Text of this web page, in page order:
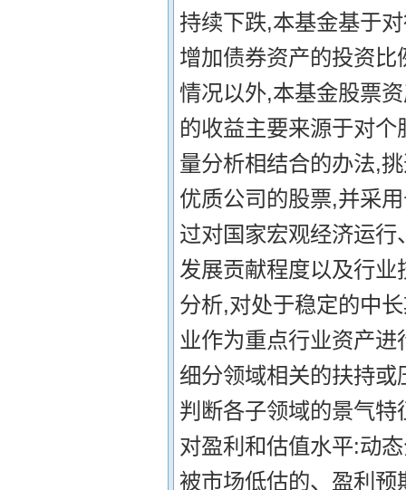
持续下跌,本基金基于
增加债券资产的投资
情况以外,本基金股票
的收益主要来源于对
量分析相结合的办法,
优质公司的股票,并采
过对国家宏观经济运
发展贡献程度以及行
分析,对处于稳定的中
业作为重点行业资产
细分领域相关的扶持
判断各子领域的景气
对盈利和估值水平:动
被市场低估的、盈利